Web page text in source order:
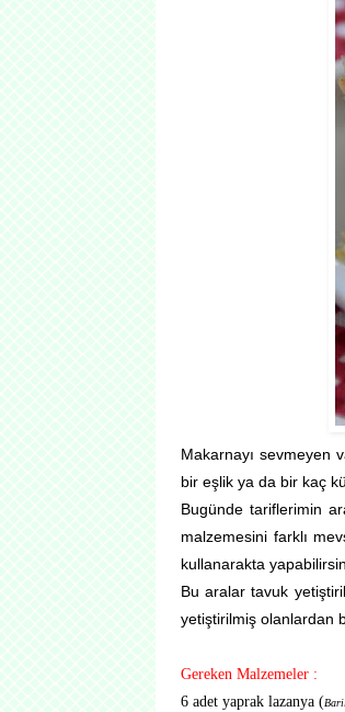
Makarnayı sevmeyen
bir eşlik ya da bir kaç
Bugünde tariflerimin
malzemesini farklı
kullanarakta
Bu aralar tavuk
yetiştirilmiş olanlardan
Gereken Malzemeler :
6 adet yaprak lazanya (